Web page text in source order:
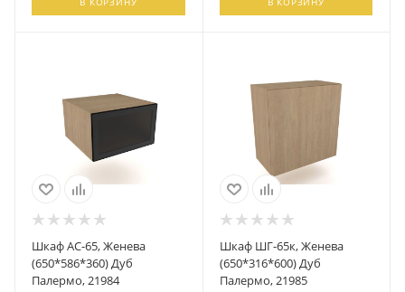
Шкаф АС-65, Женева
(650*586*360) Дуб
Палермо, 21984
Шкаф ШГ-65к, Женева
(650*316*600) Дуб
Палермо, 21985